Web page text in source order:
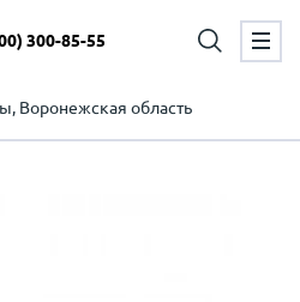
Воронежская область
300-85-55